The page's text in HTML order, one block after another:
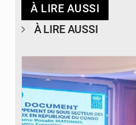
À LIRE AUSSI
À LIRE AUSSI